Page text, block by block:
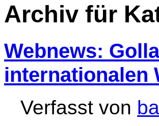
Archiv für
Webnews:
internationalen
Verfasst von